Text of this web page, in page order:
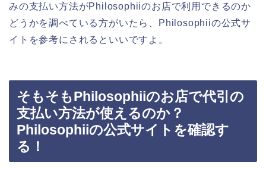
みの支払い方法がPhilosophiiのお店で利用できるのか
どうかを調べている方がいたら、Philosophiiの公式サ
イトを参考にされるといいですよ。
そもそもPhilosophiiのお店で代引の
支払い方法が使えるのか？
Philosophiiの公式サイトを確認す
る！